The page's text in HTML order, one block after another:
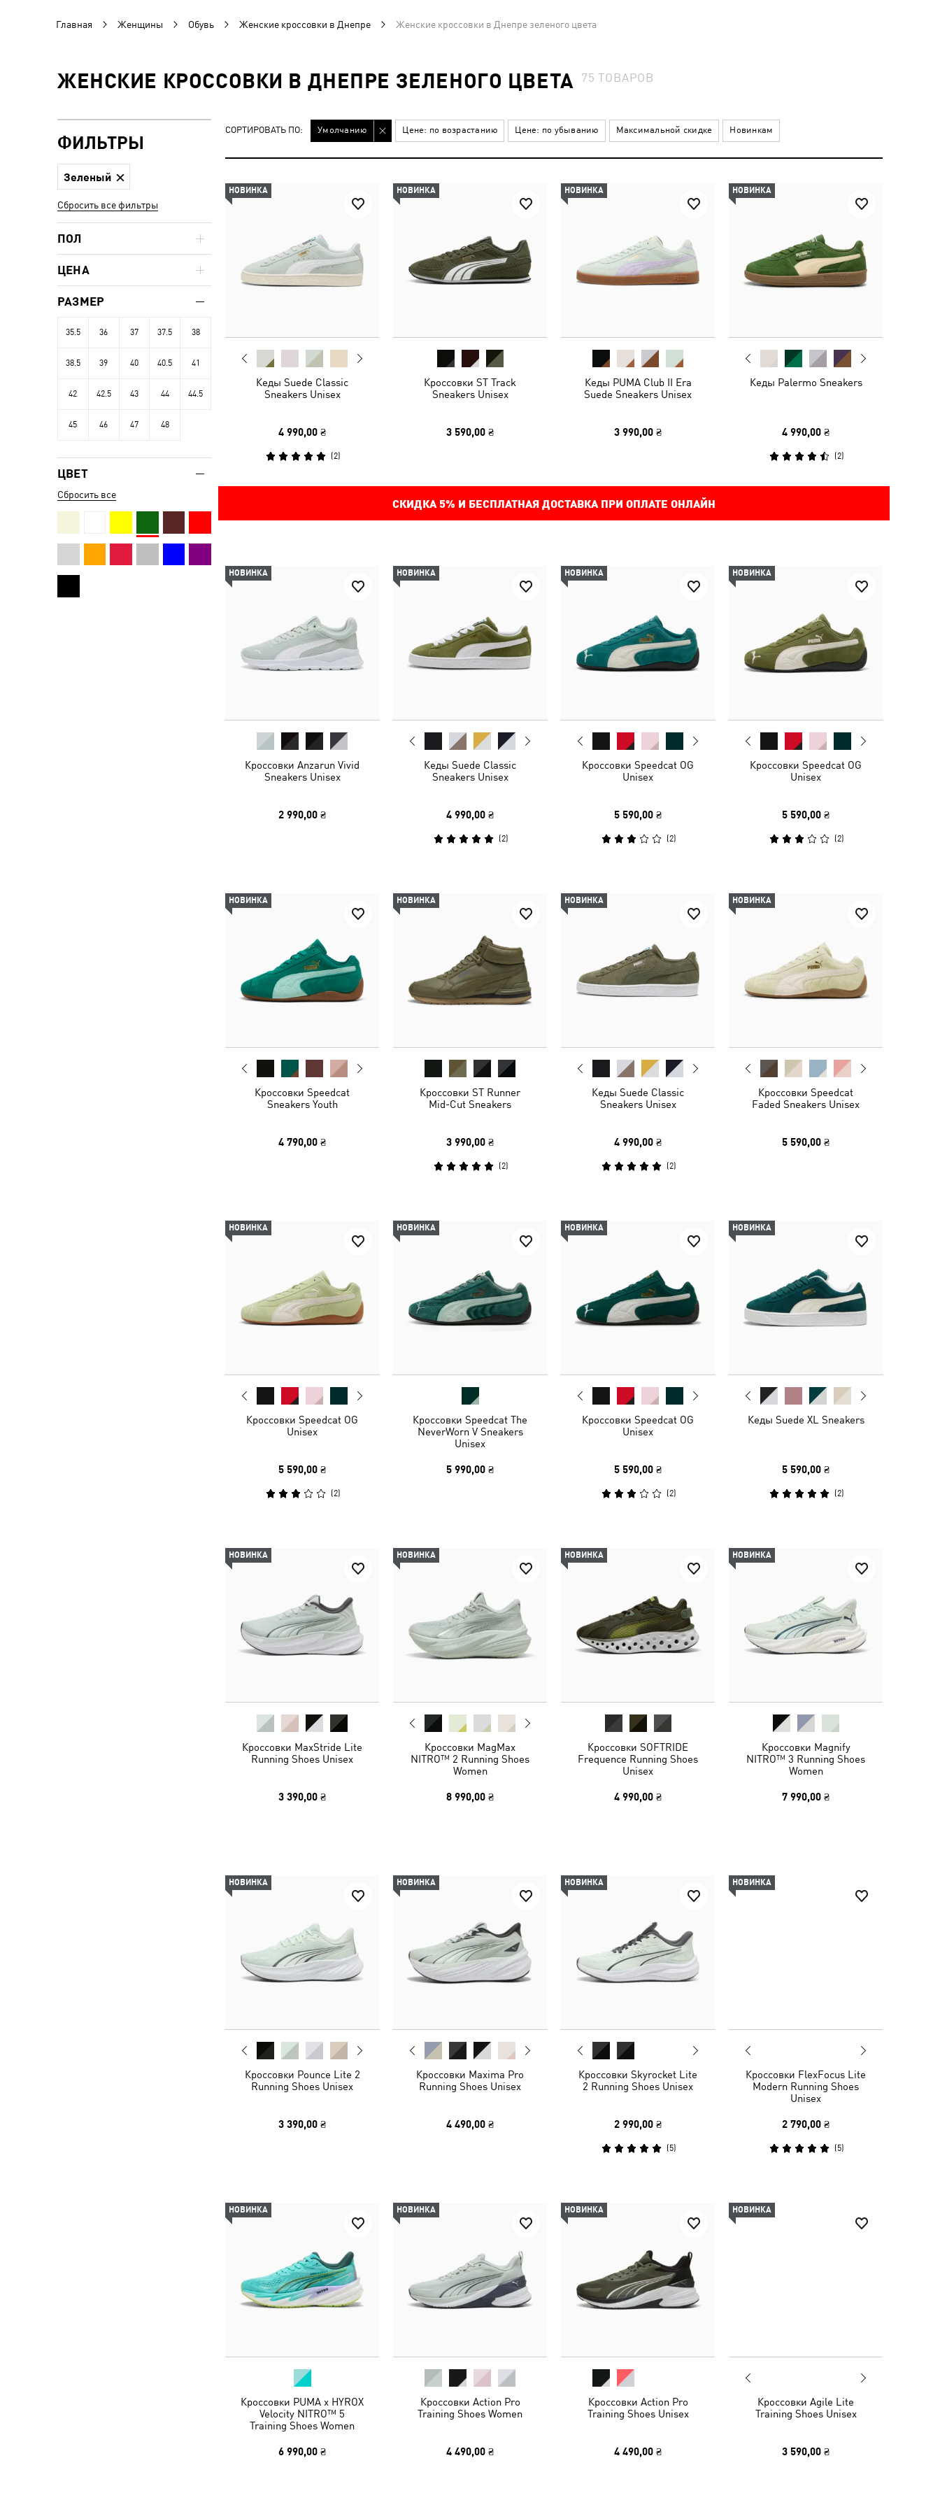
Главная Женщины Обувь Женские кроссовки в Днепре Женские кроссовки в Днепре зеленого цвета
ЖЕНСКИЕ КРОССОВКИ В ДНЕПРЕ ЗЕЛЕНОГО ЦВЕТА 75ТОВАРОВ
СОРТИРОВАТЬ ПО: Умолчанию Цене: по возрастанию Цене: по убыванию Максимальной скидке Новинкам
НОВИНКА
Кеды Suede Classic
Sneakers Unisex
4 990,00 ₴
(2)
НОВИНКА
Кроссовки ST Track
Sneakers Unisex
3 590,00 ₴
НОВИНКА
Кеды PUMA Club II Era
Suede Sneakers Unisex
3 990,00 ₴
НОВИНКА
Кеды Palermo Sneakers
4 990,00 ₴
(2)
СКИДКА 5% И БЕСПЛАТНАЯ ДОСТАВКА ПРИ ОПЛАТЕ ОНЛАЙН
НОВИНКА
Кроссовки Anzarun Vivid
Sneakers Unisex
2 990,00 ₴
НОВИНКА
Кеды Suede Classic
Sneakers Unisex
4 990,00 ₴
(2)
НОВИНКА
Кроссовки Speedcat OG
Unisex
5 590,00 ₴
(2)
НОВИНКА
Кроссовки Speedcat OG
Unisex
5 590,00 ₴
(2)
НОВИНКА
Кроссовки Speedcat
Sneakers Youth
4 790,00 ₴
НОВИНКА
Кроссовки ST Runner
Mid-Cut Sneakers
3 990,00 ₴
(2)
НОВИНКА
Кеды Suede Classic
Sneakers Unisex
4 990,00 ₴
(2)
НОВИНКА
Кроссовки Speedcat
Faded Sneakers Unisex
5 590,00 ₴
НОВИНКА
Кроссовки Speedcat OG
Unisex
5 590,00 ₴
(2)
НОВИНКА
Кроссовки Speedcat The
NeverWorn V Sneakers
Unisex
5 990,00 ₴
НОВИНКА
Кроссовки Speedcat OG
Unisex
5 590,00 ₴
(2)
НОВИНКА
Кеды Suede XL Sneakers
5 590,00 ₴
(2)
НОВИНКА
Кроссовки MaxStride Lite
Running Shoes Unisex
3 390,00 ₴
НОВИНКА
Кроссовки MagMax
NITRO™ 2 Running Shoes
Women
8 990,00 ₴
НОВИНКА
Кроссовки SOFTRIDE
Frequence Running Shoes
Unisex
4 990,00 ₴
НОВИНКА
Кроссовки Magnify
NITRO™ 3 Running Shoes
Women
7 990,00 ₴
НОВИНКА
Кроссовки Pounce Lite 2
Running Shoes Unisex
3 390,00 ₴
НОВИНКА
Кроссовки Maxima Pro
Running Shoes Unisex
4 490,00 ₴
НОВИНКА
Кроссовки Skyrocket Lite
2 Running Shoes Unisex
2 990,00 ₴
(5)
НОВИНКА
Кроссовки FlexFocus Lite
Modern Running Shoes
Unisex
2 790,00 ₴
(5)
НОВИНКА
Кроссовки PUMA x HYROX
Velocity NITRO™ 5
Training Shoes Women
6 990,00 ₴
НОВИНКА
Кроссовки Action Pro
Training Shoes Women
4 490,00 ₴
НОВИНКА
Кроссовки Action Pro
Training Shoes Unisex
4 490,00 ₴
НОВИНКА
Кроссовки Agile Lite
Training Shoes Unisex
3 590,00 ₴
ФИЛЬТРЫ
Зеленый
Сбросить все фильтры
ПОЛ
ЦЕНА
РАЗМЕР
35.5 36 37 37.5 38
38.5 39 40 40.5 41
42 42.5 43 44 44.5
45 46 47 48
ЦВЕТ
Сбросить все